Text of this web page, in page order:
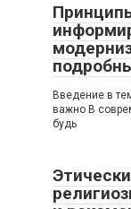
Введение в
важно В
будь